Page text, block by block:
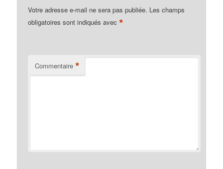
Votre adresse e-mail ne sera pas publiée. Les champs
obligatoires sont indiqués avec*
Commentaire *